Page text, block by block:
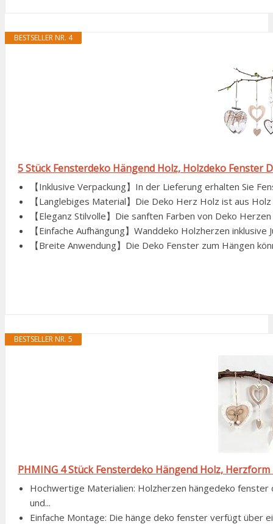
BESTSELLER NR. 4
5 Stück Fensterdeko Hängend Holz, Holzdeko Fenster
【Inklusive Verpackung】In der Lieferung erhalten Sie
【Langlebiges Material】Die Deko Herz Holz ist aus
【Eleganz Stilvolle】Die sanften Farben von Deko
【Einfache Aufhängung】Wanddeko Holzherzen
【Breite Anwendung】Die Deko Fenster zum Hängen
BESTSELLER NR. 5
PHMING 4 Stück Fensterdeko Hängend Holz,
Hochwertige Materialien: Holzherzen hängedeko
und...
Einfache Montage: Die hänge deko fenster verfügt über